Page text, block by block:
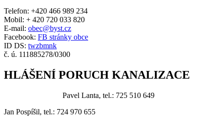
Telefon: +420 466 989 234
Mobil: + 420 720 033 820
E-mail: obec@byst.cz
Facebook: FB stránky obce
ID DS: twzbmnk
č. ú. 111885278/0300
HLÁŠENÍ PORUCH KANALIZACE
Pavel Lanta, tel.: 725 510 649
Jan Pospíšil, tel.: 724 970 655